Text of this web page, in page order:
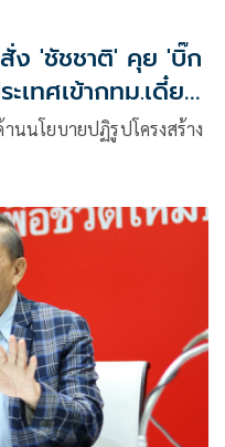
ง 'ชัชชาติ' คุย 'บิ๊ก
เทศเข้ากทม.เดี๋ยว